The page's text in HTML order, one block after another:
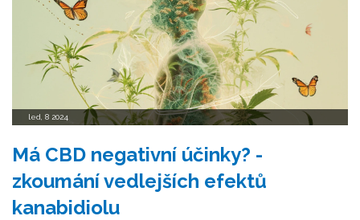
led, 8 2024
Má CBD negativní účinky? -
zkoumání vedlejších efektů
kanabidiolu